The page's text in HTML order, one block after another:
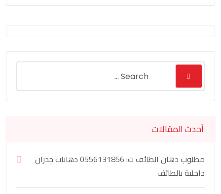
أحدث المقالات
مطلوب دهان الطائف ت: 0556131856 دهانات جدران
داخلية بالطائف